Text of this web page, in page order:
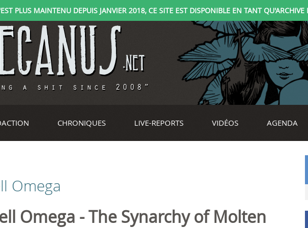
PLUS MAINTENU DEPUIS JANVIER 2018, CE SITE EST DISPONIBLE EN TANT
CHRONIQUES LIVE-REPORTS VIDÉOS AGENDA
Omega
Omega - The Synarchy of Molten